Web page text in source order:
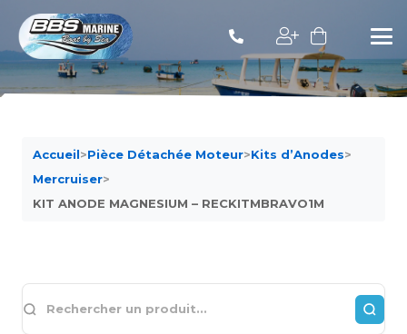
Accueil>Pièce Détachée Moteur>Kits d’Anodes>
Mercruiser>
KIT ANODE MAGNESIUM – RECKITMBRAVO1M